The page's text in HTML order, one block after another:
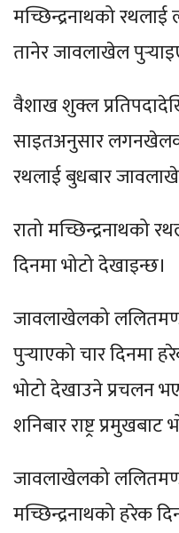
मच्छिन्द्रनाथको
तानेर जावलाखेल
वैशाख शुक्ल
साइतअनुसार
रथलाई बुधबार
रातो मच्छिन्द्रनाथको
दिनमा भोटो देखाइन्छ।
जावलाखेलको
पुर्‍याएको चार दिनमा
भोटो देखाउने प्रचलन
शनिबार राष्ट्र
जावलाखेलको
मच्छिन्द्रनाथको हरेक